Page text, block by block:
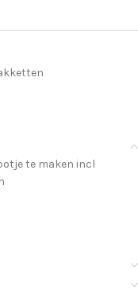
te maken incl